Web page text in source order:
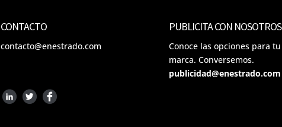
CONTACTO
contacto@enestrado.com
PUBLICITA CON NOSOTROS
Conoce las opciones para tu
marca. Conversemos.
publicidad@enestrado.com